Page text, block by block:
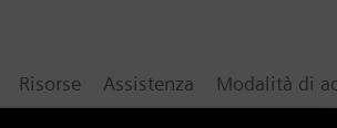
Risorse Assistenza Modalità di